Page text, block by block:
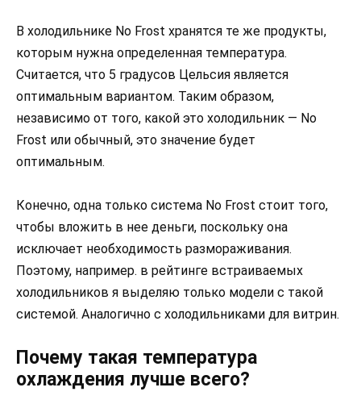
В холодильнике No Frost хранятся те же продукты,
которым нужна определенная температура.
Считается, что 5 градусов Цельсия является
оптимальным вариантом. Таким образом,
независимо от того, какой это холодильник — No
Frost или обычный, это значение будет
оптимальным.
Конечно, одна только система No Frost стоит того,
чтобы вложить в нее деньги, поскольку она
исключает необходимость размораживания.
Поэтому, например. в рейтинге встраиваемых
холодильников я выделяю только модели с такой
системой. Аналогично с холодильниками для витрин.
Почему такая температура
охлаждения лучше всего?